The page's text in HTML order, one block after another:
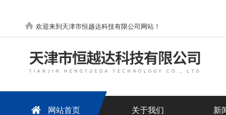
欢迎来到天津市恒越达科技有限公司网站！
网站首页 关于我们 新